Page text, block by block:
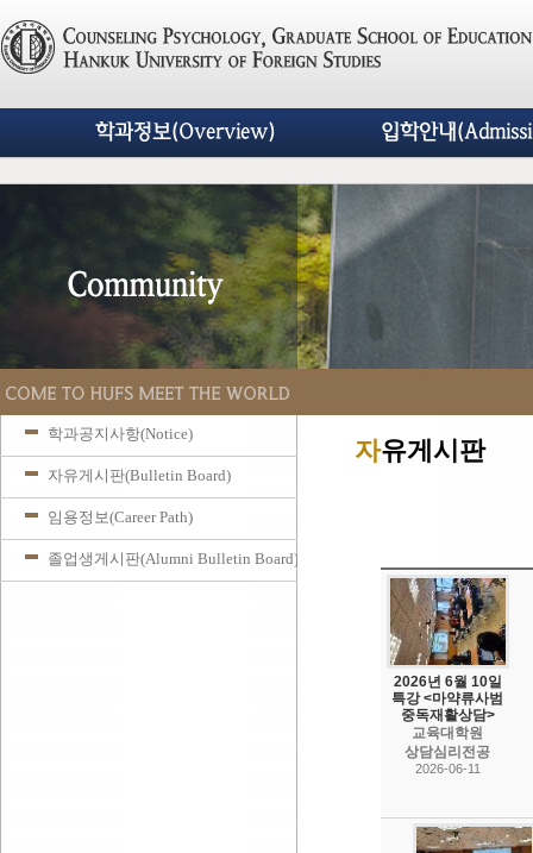
학과정보(Overview) 입학안내
학과공지사항(Notice)
자유게시판(Bulletin Board)
임용정보(Career Path)
졸업생게시판(Alumni Bulletin Board)
자유게시판
2026년 6월 10일
특강 <마약류사범
중독재활상담>
교육대학원
상담심리전공
2026-06-11